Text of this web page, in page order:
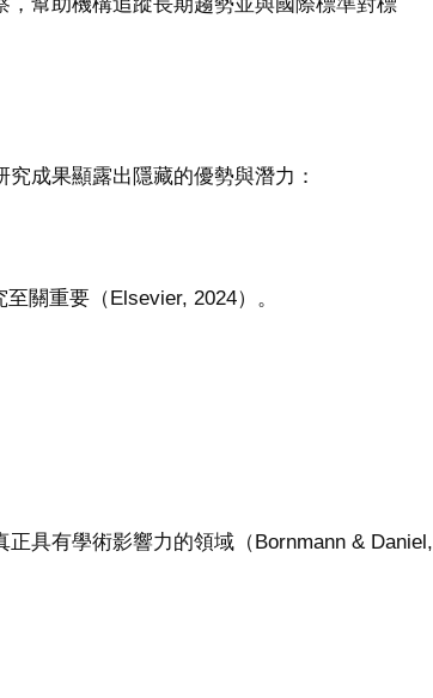
幫助機構追蹤長期趨勢並與國際標準對標
成果顯露出隱藏的優勢與潛力：
關重要（Elsevier, 2024）。
具有學術影響力的領域（Bornmann & Daniel,